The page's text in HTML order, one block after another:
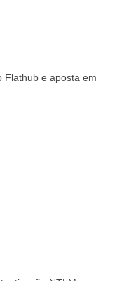
Flathub e aposta em